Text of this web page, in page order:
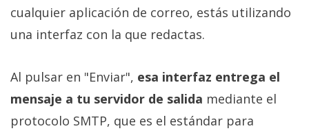
cualquier aplicación de correo, estás utilizando
una interfaz con la que redactas.
Al pulsar en "Enviar", esa interfaz entrega el
mensaje a tu servidor de salida mediante el
protocolo SMTP, que es el estándar para